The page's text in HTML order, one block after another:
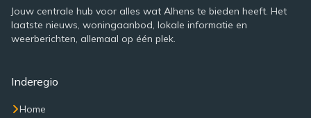
Jouw centrale hub voor alles wat Alhens te bieden heeft. Het
laatste nieuws, woningaanbod, lokale informatie en
weerberichten, allemaal op één plek.
Inderegio
Home